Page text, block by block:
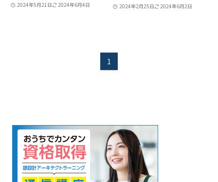
2024年5月21日 2024年6月4日 2024年2月25日 2024年6月2日
1